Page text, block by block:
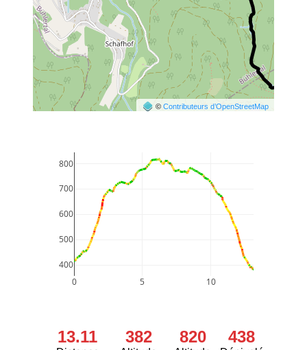
©Contributeurs d’OpenStreetMap
0 5 10
400
500
600
700
800
13.11 382 820 438